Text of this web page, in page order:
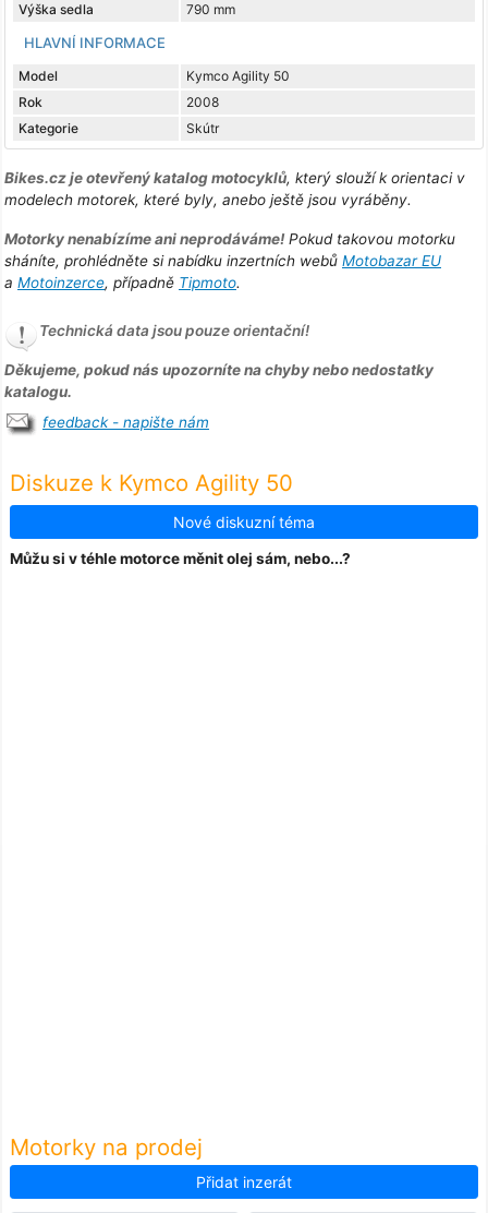
Výška sedla
790 mm
HLAVNÍ INFORMACE
Model
Kymco Agility 50
Rok
2008
Kategorie
Skútr
Bikes.cz je otevřený katalog motocyklů, který slouží k orientaci v
modelech motorek, které byly, anebo ještě jsou vyráběny.
Motorky nenabízíme ani neprodáváme!Pokud takovou motorku
sháníte, prohlédněte si nabídku inzertních webů Motobazar EU
a Motoinzerce, případně Tipmoto.
Technická data jsou pouze orientační!
Děkujeme, pokud nás upozorníte na chyby nebo nedostatky
katalogu.
feedback - napište nám
Diskuze k Kymco Agility 50
Nové diskuzní téma
Můžu si v téhle motorce měnit olej sám, nebo...?
Motorky na prodej
Přidat inzerát